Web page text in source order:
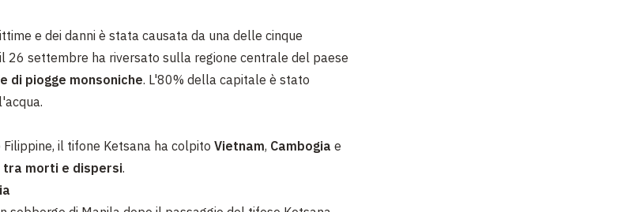
e dei danni è stata causata da una delle cinque
26 settembre ha riversato sulla regione centrale del paese
di piogge monsoniche. L'80% della capitale è stato
il tifone Ketsana ha colpito Vietnam, Cambogia e
tra morti e dispersi.